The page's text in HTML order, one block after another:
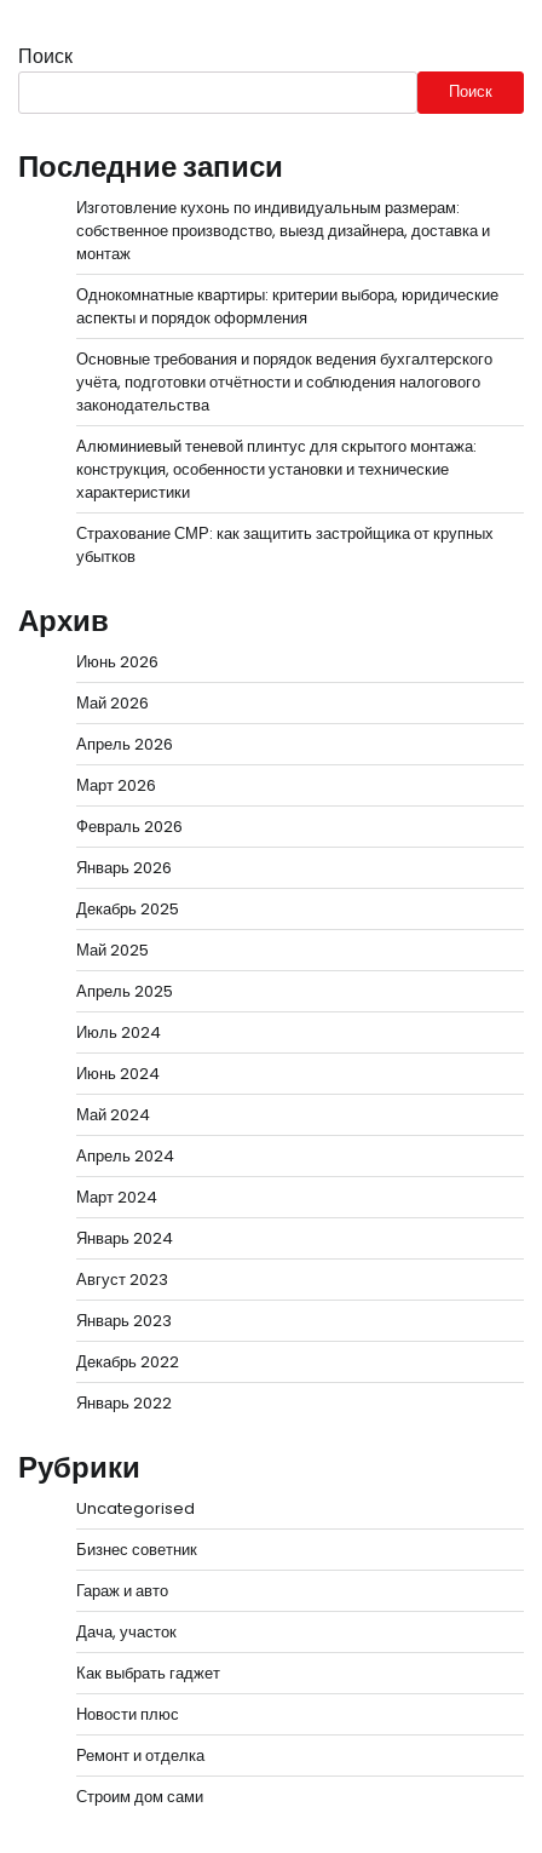
Поиск
Поиск
Последние записи
Изготовление кухонь по индивидуальным размерам:
собственное производство, выезд дизайнера, доставка и
монтаж
Однокомнатные квартиры: критерии выбора, юридические
аспекты и порядок оформления
Основные требования и порядок ведения бухгалтерского
учёта, подготовки отчётности и соблюдения налогового
законодательства
Алюминиевый теневой плинтус для скрытого монтажа:
конструкция, особенности установки и технические
характеристики
Страхование СМР: как защитить застройщика от крупных
убытков
Архив
Июнь 2026
Май 2026
Апрель 2026
Март 2026
Февраль 2026
Январь 2026
Декабрь 2025
Май 2025
Апрель 2025
Июль 2024
Июнь 2024
Май 2024
Апрель 2024
Март 2024
Январь 2024
Август 2023
Январь 2023
Декабрь 2022
Январь 2022
Рубрики
Uncategorised
Бизнес советник
Гараж и авто
Дача, участок
Как выбрать гаджет
Новости плюс
Ремонт и отделка
Строим дом сами